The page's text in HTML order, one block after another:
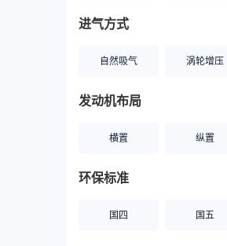
进气方式
自然吸气 涡轮增压
发动机布局
横置 纵置
环保标准
国四 国五